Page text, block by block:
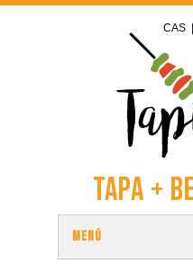
CAS
Tapa +
MENÚ